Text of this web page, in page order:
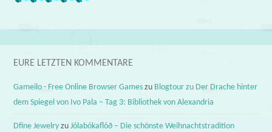
EURE LETZTEN KOMMENTARE
Gameilo - Free Online Browser Games zu Blogtour zu Der Drache hinter
dem Spiegel von Ivo Pala – Tag 3: Bibliothek von Alexandria
Dfine Jewelry zuJólabókaflóð – Die schönste Weihnachtstradition